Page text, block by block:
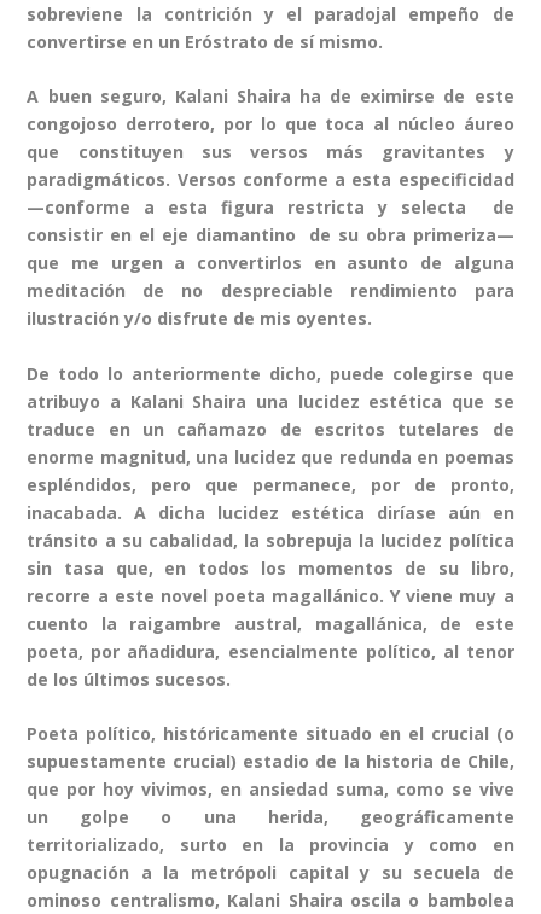
sobreviene la contrición y el paradojal empeño de
convertirse en un Eróstrato de sí mismo.
A buen seguro, Kalani Shaira ha de eximirse de este
congojoso derrotero, por lo que toca al núcleo áureo
que constituyen sus versos más gravitantes y
paradigmáticos. Versos conforme a esta especificidad
—conforme a esta figura restricta y selecta de
consistir en el eje diamantino de su obra primeriza—
que me urgen a convertirlos en asunto de alguna
meditación de no despreciable rendimiento para
ilustración y/o disfrute de mis oyentes.
De todo lo anteriormente dicho, puede colegirse que
atribuyo a Kalani Shaira una lucidez estética que se
traduce en un cañamazo de escritos tutelares de
enorme magnitud, una lucidez que redunda en poemas
espléndidos, pero que permanece, por de pronto,
inacabada. A dicha lucidez estética diríase aún en
tránsito a su cabalidad, la sobrepuja la lucidez política
sin tasa que, en todos los momentos de su libro,
recorre a este novel poeta magallánico. Y viene muy a
cuento la raigambre austral, magallánica, de este
poeta, por añadidura, esencialmente político, al tenor
de los últimos sucesos.
Poeta político, históricamente situado en el crucial (o
supuestamente crucial) estadio de la historia de Chile,
que por hoy vivimos, en ansiedad suma, como se vive
un golpe o una herida, geográficamente
territorializado, surto en la provincia y como en
opugnación a la metrópoli capital y su secuela de
ominoso centralismo, Kalani Shaira oscila o bambolea